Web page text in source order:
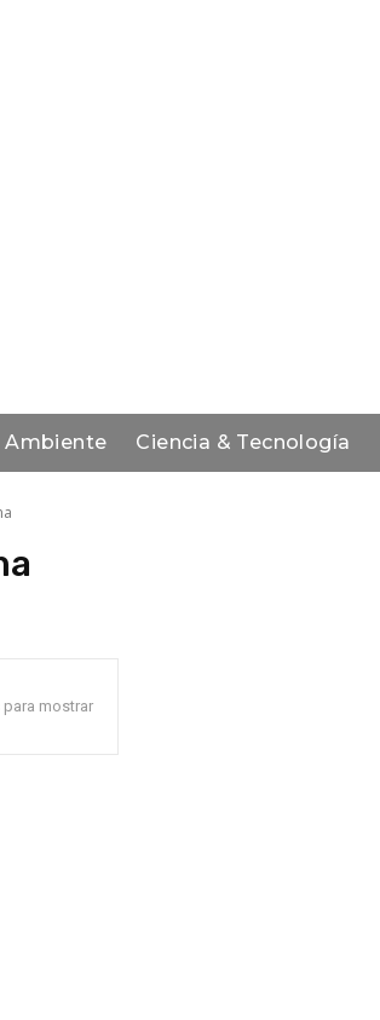
Ambiente Ciencia & Tecnología
mostrar